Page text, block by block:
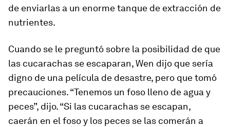
de enviarlas a un enorme tanque de extracción de
nutrientes.
Cuando se le preguntó sobre la posibilidad de que
las cucarachas se escaparan, Wen dijo que sería
digno de una película de desastre, pero que tomó
precauciones. “Tenemos un foso lleno de agua y
peces”, dijo. “Si las cucarachas se escapan,
caerán en el foso y los peces se las comerán a